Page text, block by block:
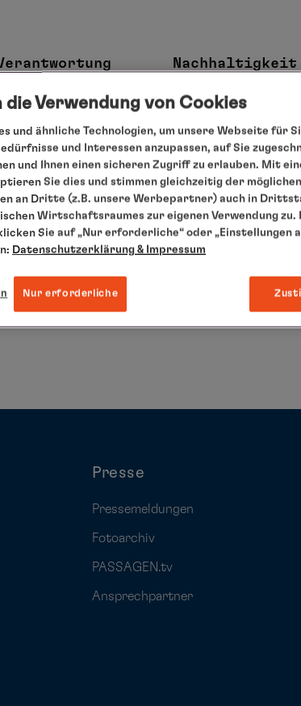
Nachhaltigkeit
Presse
Pressemeldungen
Fotoarchiv
PASSAGEN.tv
Ansprechpartner
die Verwendung von Cookies
und ähnliche Technologien, um unsere Webseite für
und Interessen anzupassen, auf Sie
und Ihnen einen sicheren Zugriff zu erlauben. Mit
Sie dies und stimmen gleichzeitig der möglichen
an Dritte (z.B. unsere Werbepartner) auch in
Wirtschaftsraumes zur eigenen Verwendung zu.
Sie auf „Nur erforderliche“ oder „Einstellungen
Datenschutzerklärung & Impressum
Nur erforderliche